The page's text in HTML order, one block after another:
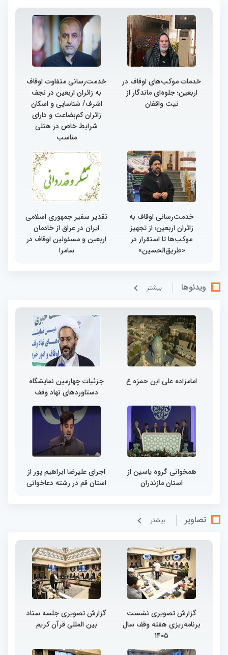
خدمات موکب‌های اوقاف در
اربعین؛ جلوه‌ای ماندگار از
نیت واقفان
خدمت‌رسانی متفاوت اوقاف
به زائران اربعین در نجف
اشرف/ شناسایی و اسکان
زائران کم‌بضاعت و دارای
شرایط خاص در هتلی
مناسب
خدمت‌رسانی اوقاف به
زائران اربعین؛ از تجهیز
موکب‌ها تا استقرار در
«طریق‌الحسین»
تقدیر سفیر جمهوری اسلامی
ایران در عراق از خادمان
اربعین و مسئولین اوقاف در
سامرا
ویدئوها بيشتر
امامزاده علی ابن حمزه ع
جزئیات چهارمین نمایشگاه
دستاوردهای نهاد وقف
همخوانی گروه یاسین از
استان مازندران
اجرای علیرضا ابراهیم پور از
استان قم در رشته دعاخوانی
تصاویر بيشتر
گزارش تصویری نشست
برنامه‌ریزی هفته وقف سال
۱۴۰۵
گزارش تصویری جلسه ستاد
بین المللی قرآن کریم